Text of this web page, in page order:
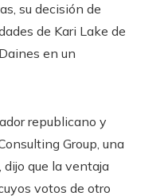
su decisión de
de Kari Lake de
en un
republicano y
Group, una
que la ventaja
votos de otro